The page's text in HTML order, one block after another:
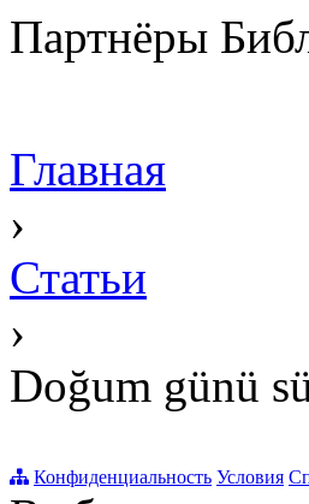
Партнёры
Главная
›
Статьи
›
Doğum günü
Конфиденциальность Условия